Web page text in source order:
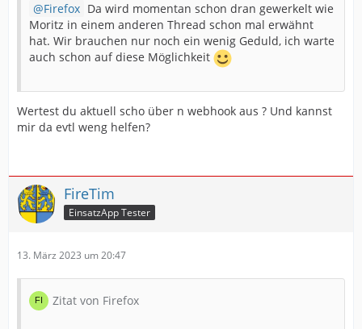
Firefox Da wird momentan schon dran gewerkelt wie
Moritz in einem anderen Thread schon mal erwähnt
hat. Wir brauchen nur noch ein wenig Geduld, ich warte
auch schon auf diese Möglichkeit
Wertest du aktuell scho über n webhook aus ? Und kannst
mir da evtl weng helfen?
FireTim
EinsatzApp Tester
13. März 2023 um 20:47
Zitat von Firefox